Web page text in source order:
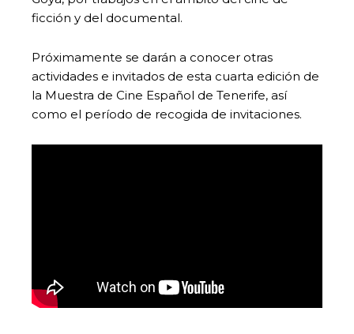
ficción y del documental.
Próximamente se darán a conocer otras
actividades e invitados de esta cuarta edición de
la Muestra de Cine Español de Tenerife, así
como el período de recogida de invitaciones.